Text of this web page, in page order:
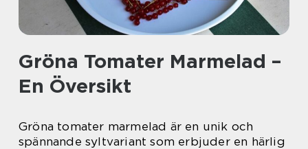
Gröna Tomater Marmelad –
En Översikt
Gröna tomater marmelad är en unik och
spännande syltvariant som erbjuder en härlig